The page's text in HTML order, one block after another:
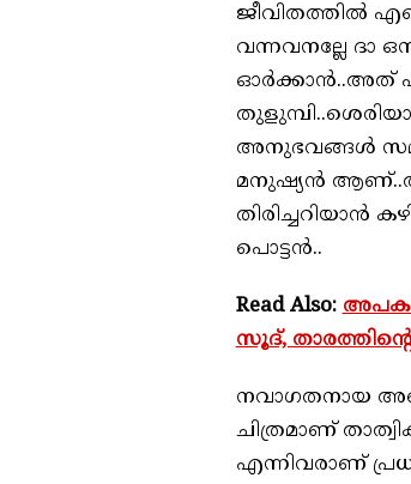
ജീവിതത്തിൽ
വന്നവനല്ലേ ദാ
ഓർക്കാൻ..അത്
അനുഭവങ്ങൾ
മനുഷ്യൻ
തിരിച്ചറിയാൻ
പൊട്ടൻ..
Read Also:
സൂദ്,
നവാഗതനായ
ചിത്രമാണ്
എന്നിവരാണ്